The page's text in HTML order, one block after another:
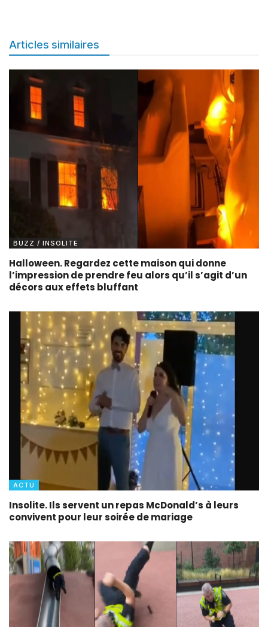
Articles similaires
BUZZ / INSOLITE
Halloween. Regardez cette maison qui donne
l’impression de prendre feu alors qu’il s’agit d’un
décors aux effets bluffant
ACTU
Insolite. Ils servent un repas McDonald’s à leurs
convivent pour leur soirée de mariage